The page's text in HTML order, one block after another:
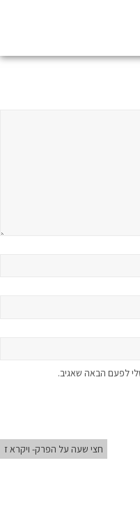
לפעם הבאה שאגיב.
חצי שעה על הפרק- ויקרא ז